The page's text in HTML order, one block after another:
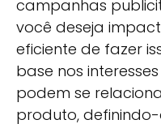
campanhas
você deseja
eficiente de fazer
base nos
podem se
produto,